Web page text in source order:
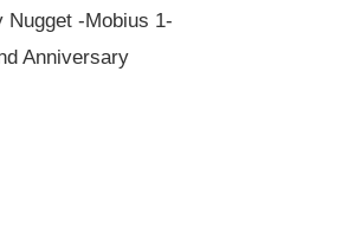
Nugget -Mobius 1-
Anniversary